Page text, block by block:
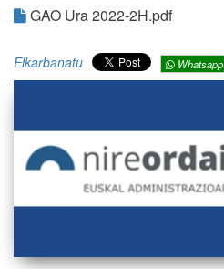
GAO Ura 2022-2H.pdf
Elkarbanatu Whatsapp